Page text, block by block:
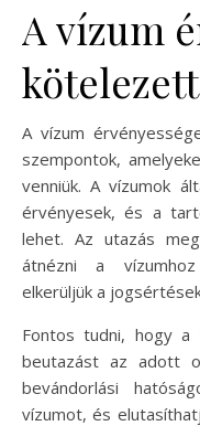
A vízum
A vízum
szempontok,
venniük. A vízumok
érvényesek, és a
lehet. Az utazás
átnézni a
elkerüljük a
Fontos tudni, hogy a
beutazást az adott
bevándorlási
vízumot, és